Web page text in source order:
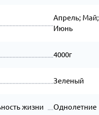
Апрель; Май;
Июнь
4000г
Зеленый
жизни Однолетние